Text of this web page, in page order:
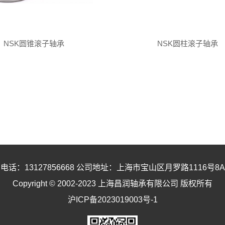
NSK圆锥滚子轴承 NSK圆柱滚子轴承
话：13127856668 公司地址：上海市宝山区月罗路1116号
Copyright © 2002-2023 上海昌润轴承有限公司 版权所有
沪ICP备2023019003号-1